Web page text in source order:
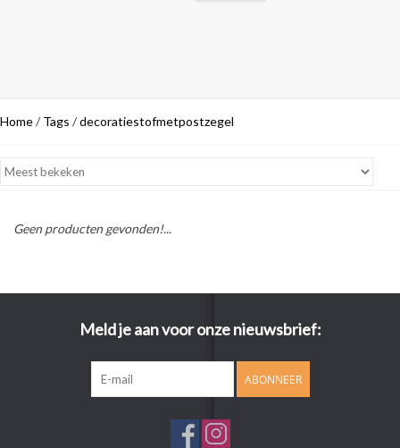
Home/ Tags /decoratiestofmetpostzegel
Geen producten gevonden!...
Meld je aan voor onze nieuwsbrief:
ABONNEER